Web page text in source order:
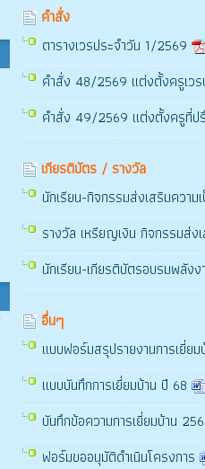
คำสั่ง
ตารางเวรประจำวัน 1/2569
คำสั่ง 48/2569 แต่งตั้งครูเวร
คำสั่ง 49/2569 แต่งตั้งครูที่ป
เกียรติบัตร / รางวัล
นักเรียน-กิจกรรมส่งเสริมควา
รางวัล เหรียญเงิน กิจกรรมส่
นักเรียน-เกียรติบัตรอบรมพลังง
อื่นๆ
แบบฟอร์มสรุปรายงานการเยี่ยม
แบบบันทึกการเยี่ยมบ้าน ปี 68
บันทึกข้อความการเยี่ยมบ้าน
ฟอร์มขออนุมัติดำเนินโครงการ